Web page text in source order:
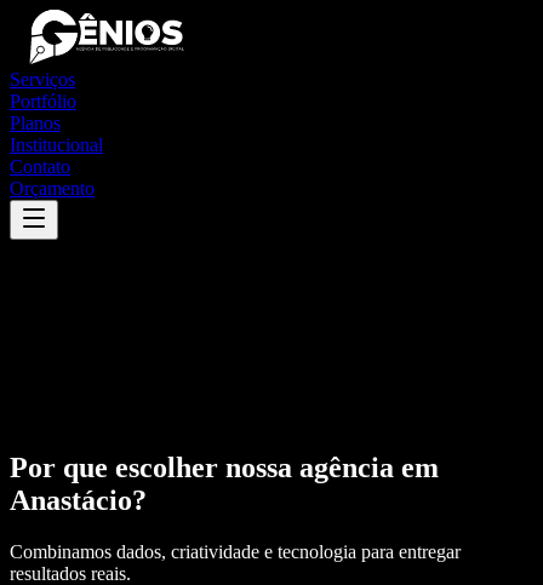
Serviços
Portfólio
Planos
Institucional
Contato
Orçamento
Por que escolher nossa agência em
Anastácio?
Combinamos dados, criatividade e tecnologia para entregar
resultados reais.